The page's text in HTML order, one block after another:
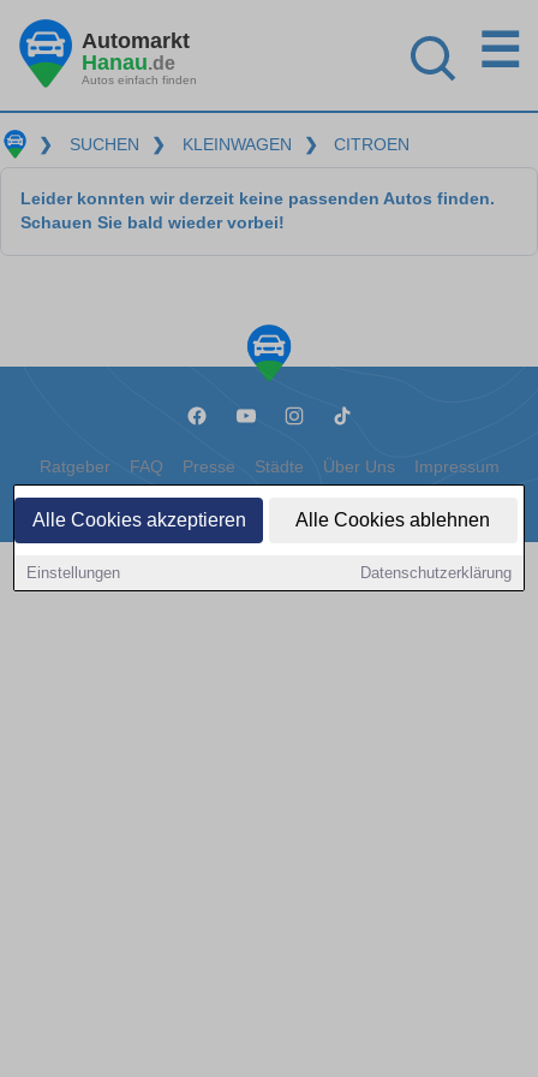
Alle Cookies akzeptieren Alle Cookies ablehnen
Einstellungen Datenschutzerklärung
Automarkt
Hanau.de
Autos einfach finden
☰
❯ SUCHEN ❯ KLEINWAGEN ❯ CITROEN
Leider konnten wir derzeit keine passenden Autos finden.
Schauen Sie bald wieder vorbei!
Ratgeber FAQ Presse Städte Über Uns Impressum
Datenschutz Cookies
Copyright © 2000 - 2026 | 1A Infosysteme GmbH | Content by: 1a-sites-autos